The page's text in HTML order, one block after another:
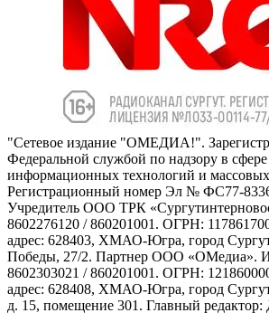
"Сетевое издание "ОМЕДИА!".
Федеральной службой по надзору в сфере
информационных технологий и
Регистрационный номер Эл № ФС77-
Учредитель ООО ТРК
8602276120 / 860201001. ОГРН:
адрес: 628403, ХМАО-Югра, город
Победы, 27/2. Партнер ООО
8602303021 / 860201001. ОГРН:
адрес: 628408, ХМАО-Югра, город
д. 15, помещение 301. Главный